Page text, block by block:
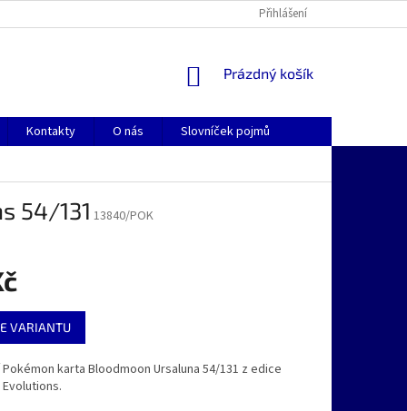
Přihlášení
NÁKUPNÍ
Prázdný košík
Kontakty O nás Slovníček pojmů
54/131 13840/POK
VARIANTU
karta Bloodmoon Ursaluna 54/131 z edice